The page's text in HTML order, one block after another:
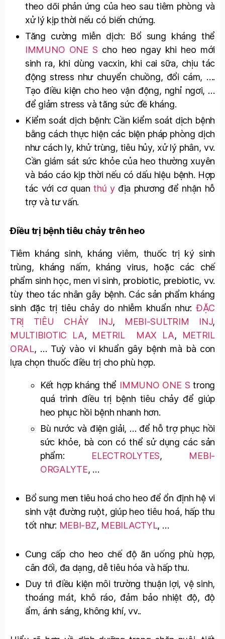
theo dõi phản ứng của heo sau tiêm phòng và
xử lý kịp thời nếu có biến chứng.
Tăng cường miễn dịch: Bổ sung kháng thể
IMMUNO ONE S cho heo ngay khi heo mới
sinh ra, khi dùng vacxin, khi cai sữa, chịu tác
động stress như chuyển chuồng, đổi cám, ….
Tạo điều kiện cho heo vận động, nghỉ ngơi, …
để giảm stress và tăng sức đề kháng.
Kiểm soát dịch bệnh: Cần kiểm soát dịch bệnh
bằng cách thực hiện các biện pháp phòng dịch
như cách ly, khử trùng, tiêu hủy, xử lý phân, vv.
Cần giám sát sức khỏe của heo thường xuyên
và báo cáo kịp thời nếu có dấu hiệu bệnh. Hợp
tác với cơ quanthú yđịa phương để nhận hỗ
trợ và tư vấn.
Điều trị bệnh tiêu chảy trên heo
Tiêm kháng sinh, kháng viêm, thuốc trị ký sinh
trùng, kháng nấm, kháng virus, hoặc các chế
phẩm sinh học, men vi sinh, probiotic, prebiotic, vv.
tùy theo tác nhân gây bệnh. Các sản phẩm kháng
sinh đặc trị tiêu chảy do nhiễm khuẩn như: ĐẶC
TRỊ TIÊU CHẢY INJ, MEBI-SULTRIM INJ,
MULTIBIOTIC LA, METRIL MAX LA,
METRIL
ORAL, … Tuỳ vào vi khuẩn gây bệnh mà bà con
lựa chọn thuốc điều trị cho phù hợp.
Kết hợp kháng thể IMMUNO ONE S trong
quá trình điều trị bệnh tiêu chảy để giúp
heo phục hồi bệnh nhanh hơn.
Bù nước và điện giải, … để hỗ trợ phục hồi
sức khỏe, bà con có thể sử dụng các sản
phẩm: ELECTROLYTES, MEBI-
ORGALYTE, …
Bổ sung men tiêu hoá cho heo để ổn định hệ vi
sinh vật đường ruột, giúp heo tiêu hoá, hấp thu
tốt như: MEBI-BZ, MEBILACTYL, …
Cung cấp cho heo chế độ ăn uống phù hợp,
cân đối, đa dạng, dễ tiêu hóa và hấp thu.
Duy trì điều kiện môi trường thuận lợi, vệ sinh,
thoáng mát, khô ráo, đảm bảo nhiệt độ, độ
ẩm, ánh sáng, không khí, vv..